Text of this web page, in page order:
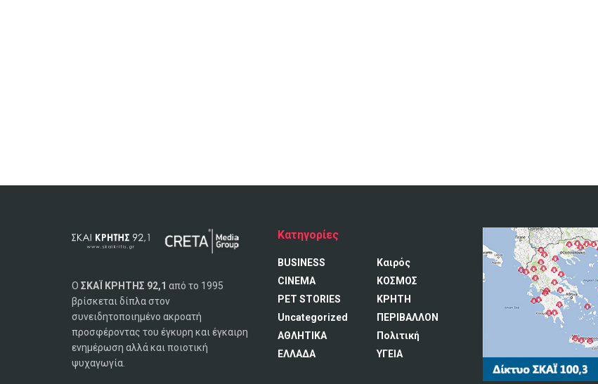
Ο ΣΚΑΪ ΚΡΗΤΗΣ 92,1 από το 1995
βρίσκεται δίπλα στον
συνειδητοποιημένο ακροατή
προσφέροντας του έγκυρη και έγκαιρη
ενημέρωση αλλά και ποιοτική
ψυχαγωγία.
Κατηγορίες
BUSINESS
CINEMA
PET STORIES
Uncategorized
ΑΘΛΗΤΙΚΑ
ΕΛΛΑΔΑ
Καιρός
ΚΟΣΜΟΣ
ΚΡΗΤΗ
ΠΕΡΙΒΑΛΛΟΝ
Πολιτική
ΥΓΕΙΑ